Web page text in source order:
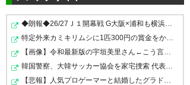
ル 凄い盛り上がり
https://t.co/8rhCWjlH1A
— ラピート (lapeet777)2018, 5
月 3
#vfk 甲府1-1山口、試合終了で
す。お祓いをしたほうがいいと
でした。 三幸よかったなぁ。
— ●┻┓甲府の男なら〜♪
(Tkhsmur)2018, 5月 3
◆朗報◆26/27Ｊ１開幕戦 G大阪×浦和も横浜FM×鹿島に続きチ…
特定外来カミキリムシに1匹300円の賞金をかけた高崎市、…
【画像】令和最新版の宇垣美里さん←こう言うのでいいんだ…
韓国警察、大韓サッカー協会を家宅捜索 代表監督選考巡り
【悲報】人気プロゲーマーと結婚したグラドル、息子の「…